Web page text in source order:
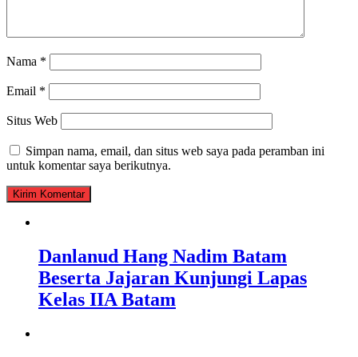
Nama *
Email *
Situs Web
Simpan nama, email, dan situs web saya pada peramban ini
untuk komentar saya berikutnya.
Danlanud Hang Nadim Batam
Beserta Jajaran Kunjungi Lapas
Kelas IIA Batam